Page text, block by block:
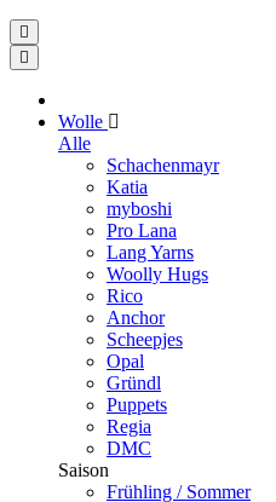
Wolle
Alle
Schachenmayr
Katia
myboshi
Pro Lana
Lang Yarns
Woolly Hugs
Rico
Anchor
Scheepjes
Opal
Gründl
Puppets
Regia
DMC
Saison
Frühling / Sommer